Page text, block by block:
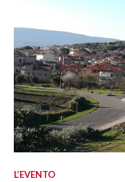
L’EVENTO